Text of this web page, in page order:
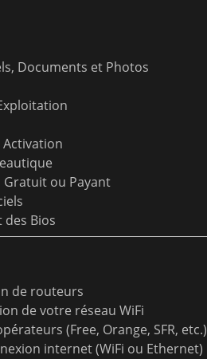
Documents et Photos
Gratuit ou Payant
Bios
de routeurs
de votre réseau WiFi
(Free, Orange, SFR, etc.)
internet (WiFi ou Ethernet)